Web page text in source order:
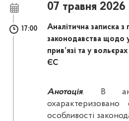
07 травня 2026
17:00
Аналітична записка з
законодавства щодо
прив’язі та у
ЄС
Анотація. В
особливості